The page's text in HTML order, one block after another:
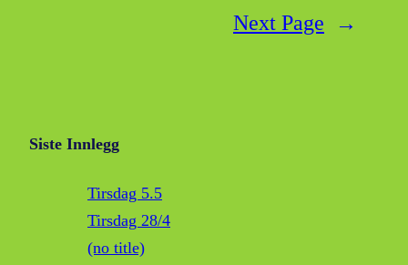
Next Page
→
Siste Innlegg
Tirsdag 5.5
Tirsdag 28/4
(no title)